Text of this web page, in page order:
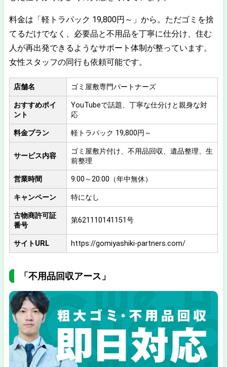
料金は「軽トラパック 19,800円～」から。ただゴミを捨
てるだけでなく、必要品と不用品を丁寧に仕分け、住む
人が再出発できるようなサポート体制が整っています。
女性スタッフの同行も依頼可能です。
店舗名 ゴミ屋敷専門パートナーズ
おすすめポイ
ント
YouTubeで話題、丁寧な仕分けと親身な対
応
料金プラン 軽トラパック 19,800円～
サービス内容
ゴミ屋敷片付け、不用品回収、遺品整理、生
前整理
営業時間 9:00～20:00（年中無休）
キャンペーン 特になし
古物商許可証
番号
第621110141151号
サイトURL https://gomiyashiki-partners.com/
「不用品回収アース」